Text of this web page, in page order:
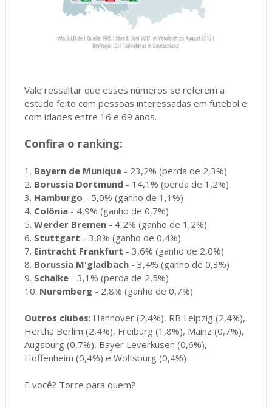
Vale ressaltar que esses números se referem a
estudo feito com pessoas interessadas em futebol e
com idades entre 16 e 69 anos.
Confira o ranking:
1. Bayern de Munique- 23,2% (perda de 2,3%)
2. Borussia Dortmund - 14,1% (perda de 1,2%)
3. Hamburgo - 5,0% (ganho de 1,1%)
4. Colônia - 4,9% (ganho de 0,7%)
5. Werder Bremen- 4,2% (ganho de 1,2%)
6. Stuttgart - 3,8% (ganho de 0,4%)
7. Eintracht Frankfurt - 3,6% (ganho de 2,0%)
8. Borussia M'gladbach- 3,4% (ganho de 0,3%)
9. Schalke - 3,1% (perda de 2,5%)
10. Nuremberg - 2,8% (ganho de 0,7%)
Outros clubes: Hannover (2,4%), RB Leipzig (2,4%),
Hertha Berlim (2,4%), Freiburg (1,8%), Mainz (0,7%),
Augsburg (0,7%), Bayer Leverkusen (0,6%),
Hoffenheim (0,4%) e Wolfsburg (0,4%)
E você? Torce para quem?